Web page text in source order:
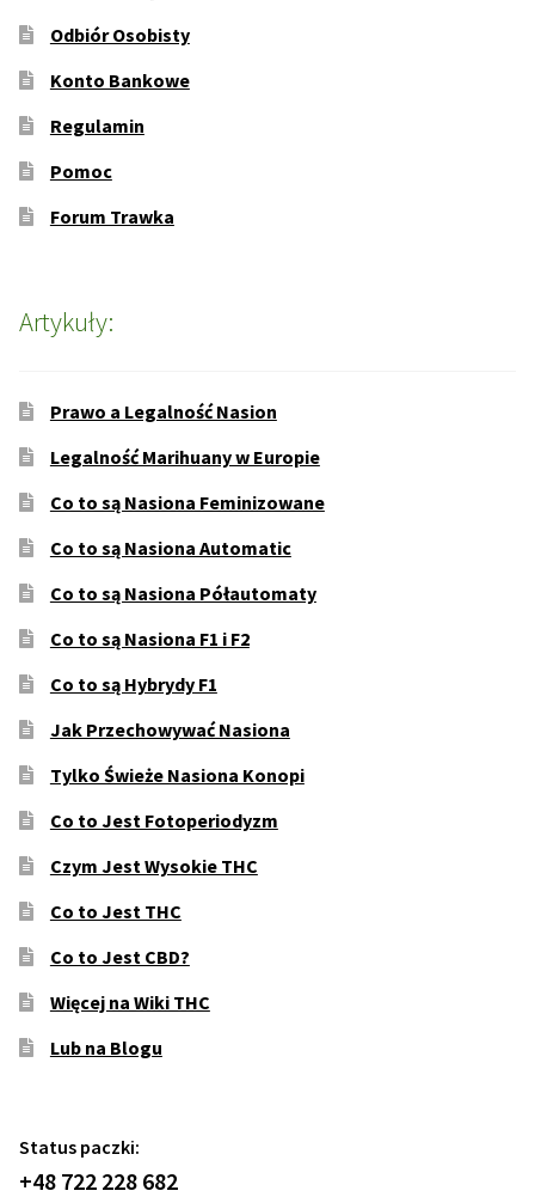
Odbiór Osobisty
Konto Bankowe
Regulamin
Pomoc
Forum Trawka
Artykuły:
Prawo a Legalność Nasion
Legalność Marihuany w Europie
Co to są Nasiona Feminizowane
Co to są Nasiona Automatic
Co to są Nasiona Półautomaty
Co to są Nasiona F1 i F2
Co to są Hybrydy F1
Jak Przechowywać Nasiona
Tylko Świeże Nasiona Konopi
Co to Jest Fotoperiodyzm
Czym Jest Wysokie THC
Co to Jest THC
Co to Jest CBD?
Więcej na Wiki THC
Lub na Blogu
Status paczki:
+48 722 228 682